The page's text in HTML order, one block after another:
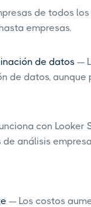
de todos los
empresas.
de datos —
de datos, aunque
con Looker
de análisis
— Los costos